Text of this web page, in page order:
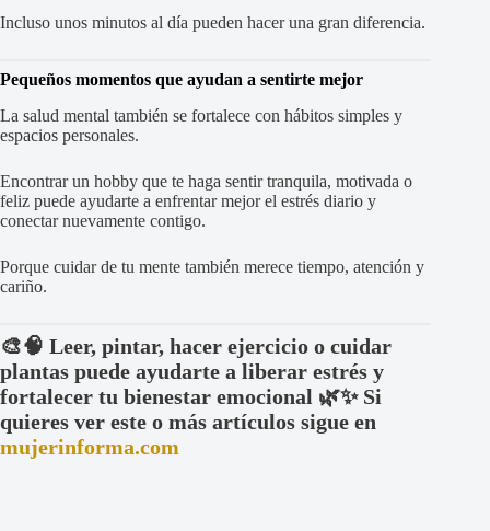
Incluso unos minutos al día pueden hacer una gran diferencia.
Pequeños momentos que ayudan a sentirte mejor
La salud mental también se fortalece con hábitos simples y
espacios personales.
Encontrar un hobby que te haga sentir tranquila, motivada o
feliz puede ayudarte a enfrentar mejor el estrés diario y
conectar nuevamente contigo.
Porque cuidar de tu mente también merece tiempo, atención y
cariño.
🎨🧠 Leer, pintar, hacer ejercicio o cuidar
plantas puede ayudarte a liberar estrés y
fortalecer tu bienestar emocional 🌿✨ Si
quieres ver este o más artículos sigue en
mujerinforma.com